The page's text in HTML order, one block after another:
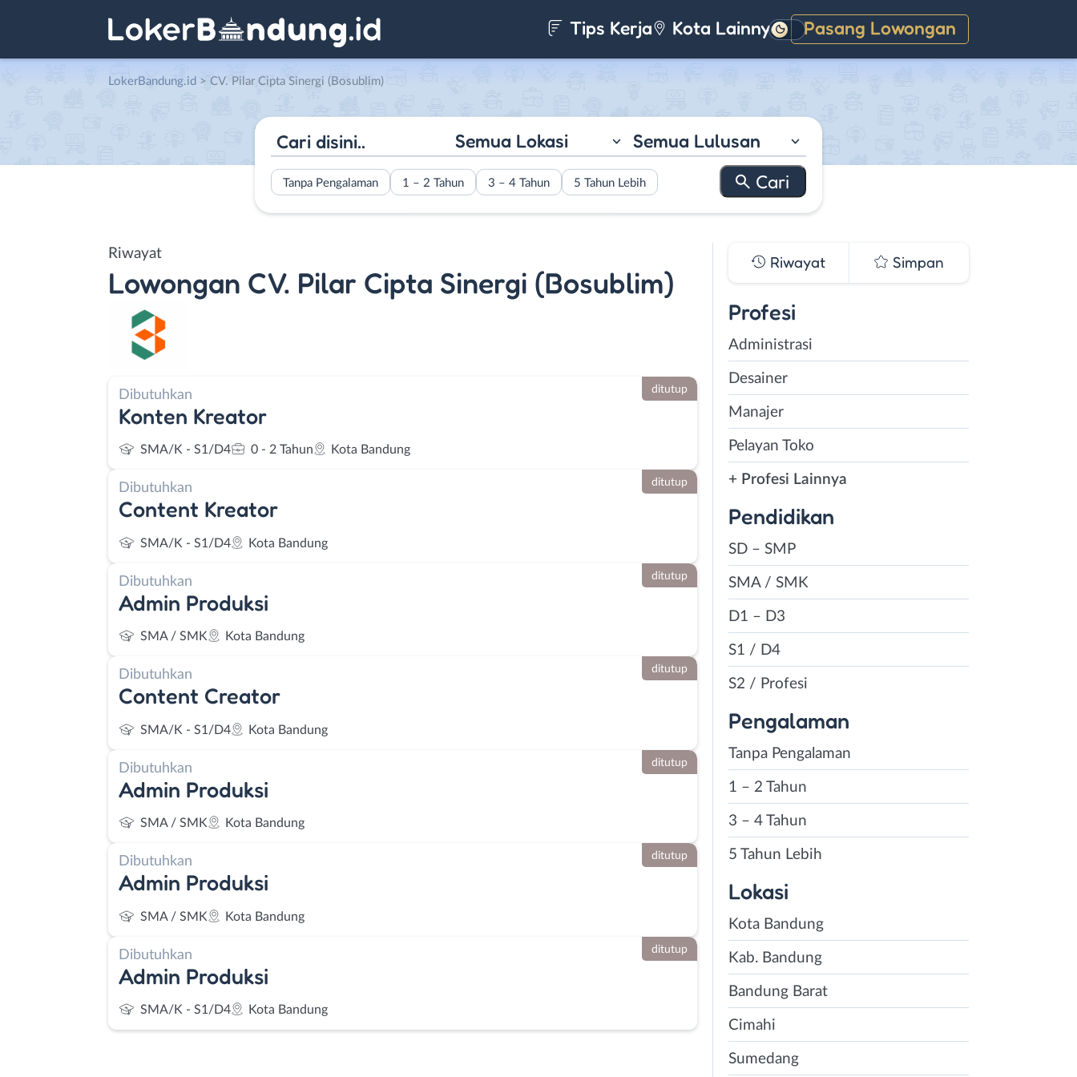
Tips Kerja Kota Lainnya Pasang Lowongan
Gelap
LokerBandung.id > CV. Pilar Cipta Sinergi (Bosublim)
Semua Lokasi Semua Lulusan
Tanpa Pengalaman 1 – 2 Tahun 3 – 4 Tahun 5 Tahun Lebih
Riwayat
Lowongan CV. Pilar Cipta Sinergi (Bosublim)
Dibutuhkan
Konten Kreator
SMA/K - S1/D4 0 - 2 Tahun Kota Bandung
ditutup
Dibutuhkan
Content Kreator
SMA/K - S1/D4 Kota Bandung
ditutup
Dibutuhkan
Admin Produksi
SMA / SMK Kota Bandung
ditutup
Dibutuhkan
Content Creator
SMA/K - S1/D4 Kota Bandung
ditutup
Dibutuhkan
Admin Produksi
SMA / SMK Kota Bandung
ditutup
Dibutuhkan
Admin Produksi
SMA / SMK Kota Bandung
ditutup
Dibutuhkan
Admin Produksi
SMA/K - S1/D4 Kota Bandung
ditutup
Riwayat Simpan
Profesi
Administrasi
Desainer
Manajer
Pelayan Toko
+ Profesi Lainnya
Pendidikan
SD – SMP
SMA / SMK
D1 – D3
S1 / D4
S2 / Profesi
Pengalaman
Tanpa Pengalaman
1 – 2 Tahun
3 – 4 Tahun
5 Tahun Lebih
Lokasi
Kota Bandung
Kab. Bandung
Bandung Barat
Cimahi
Sumedang